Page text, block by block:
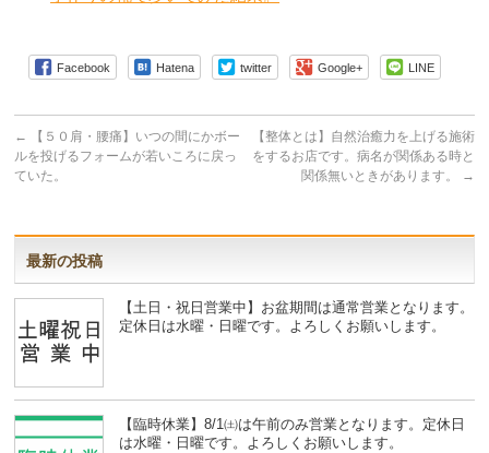
Facebook Hatena twitter Google+ LINE
←
【５０肩・腰痛】いつの間にかボー
ルを投げるフォームが若いころに戻っ
ていた。
【整体とは】自然治癒力を上げる施術
をするお店です。病名が関係ある時と
関係無いときがあります。
→
最新の投稿
【土日・祝日営業中】お盆期間は通常営業となります。
定休日は水曜・日曜です。よろしくお願いします。
【臨時休業】8/1㈯は午前のみ営業となります。定休日
は水曜・日曜です。よろしくお願いします。